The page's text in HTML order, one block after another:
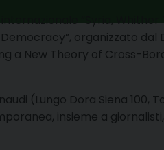
internazionale “Syria,
organizzato
a New Theory of Cross-
(Lungo Dora Siena 100,
insieme a